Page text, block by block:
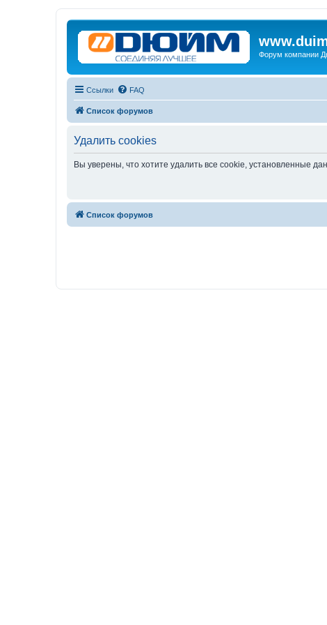
Форум компании
Ссылки FAQ
Список форумов
Удалить cookies
Вы уверены, что хотите удалить все cookie, установленные
Список форумов